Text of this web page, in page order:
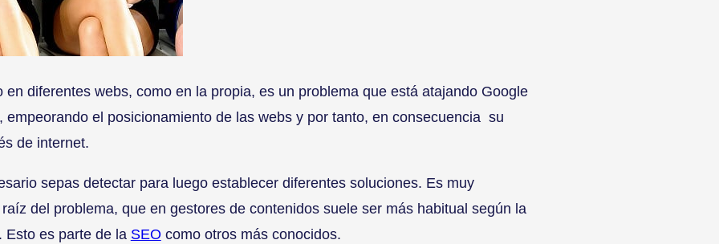
diferentes webs, como en la propia, es un problema que está atajando Google
empeorando el posicionamiento de las webs y por tanto, en consecuencia su
de internet.
sepas detectar para luego establecer diferentes soluciones. Es muy
del problema, que en gestores de contenidos suele ser más habitual según la
Esto es parte de la SEO como otros más conocidos.